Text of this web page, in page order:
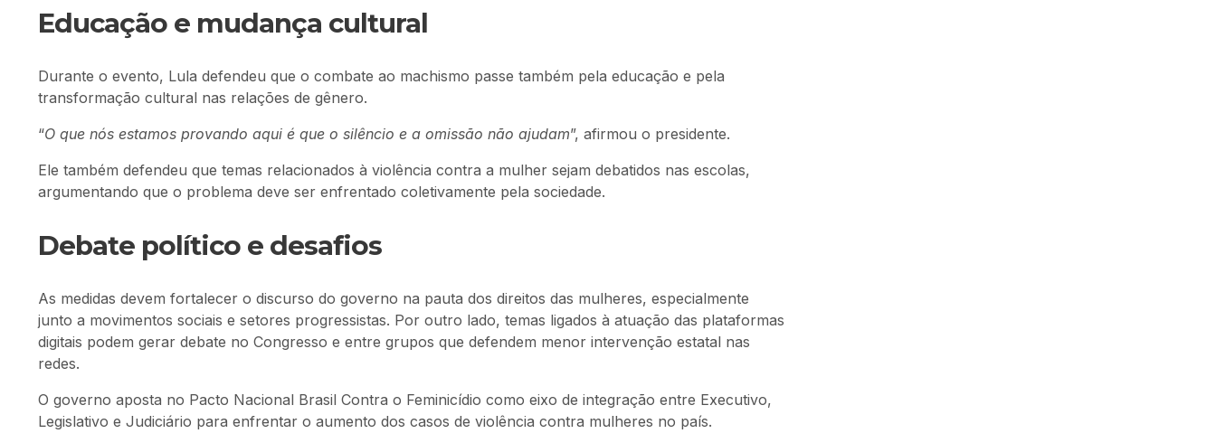
Educação e mudança cultural
Durante o evento, Lula defendeu que o combate ao machismo passe também pela educação e pela
transformação cultural nas relações de gênero.
“O que nós estamos provando aqui é que o silêncio e a omissão não ajudam”, afirmou o presidente.
Ele também defendeu que temas relacionados à violência contra a mulher sejam debatidos nas escolas,
argumentando que o problema deve ser enfrentado coletivamente pela sociedade.
Debate político e desafios
As medidas devem fortalecer o discurso do governo na pauta dos direitos das mulheres, especialmente
junto a movimentos sociais e setores progressistas. Por outro lado, temas ligados à atuação das plataformas
digitais podem gerar debate no Congresso e entre grupos que defendem menor intervenção estatal nas
redes.
O governo aposta no Pacto Nacional Brasil Contra o Feminicídio como eixo de integração entre Executivo,
Legislativo e Judiciário para enfrentar o aumento dos casos de violência contra mulheres no país.